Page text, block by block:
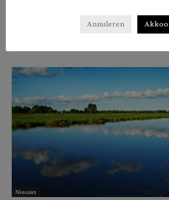
Delen 𝕏 f
Nieuws
Annuleren